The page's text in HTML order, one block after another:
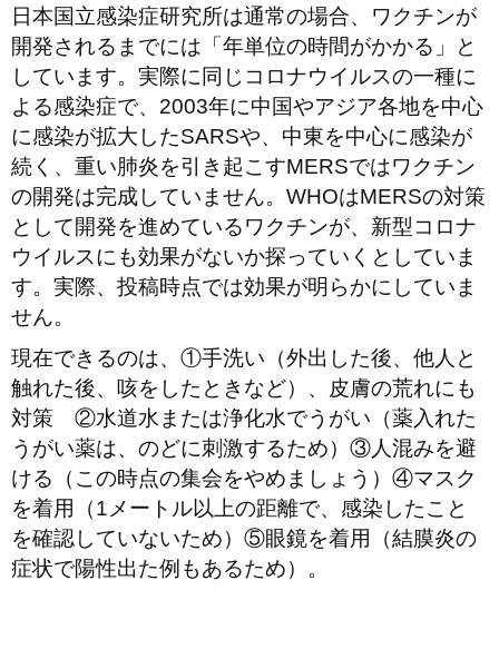
日本国立感染症研究所は通常の場合、ワクチンが
開発されるまでには「年単位の時間がかかる」と
しています。実際に同じコロナウイルスの一種に
よる感染症で、2003年に中国やアジア各地を中心
に感染が拡大したSARSや、中東を中心に感染が
続く、重い肺炎を引き起こすMERSではワクチン
の開発は完成していません。WHOはMERSの対策
として開発を進めているワクチンが、新型コロナ
ウイルスにも効果がないか探っていくとしていま
す。実際、投稿時点では効果が明らかにしていま
せん。
現在できるのは、①手洗い（外出した後、他人と
触れた後、咳をしたときなど）、皮膚の荒れにも
対策 ②水道水または浄化水でうがい（薬入れた
うがい薬は、のどに刺激するため）③人混みを避
ける（この時点の集会をやめましょう）④マスク
を着用（1メートル以上の距離で、感染したこと
を確認していないため）⑤眼鏡を着用（結膜炎の
症状で陽性出た例もあるため）。